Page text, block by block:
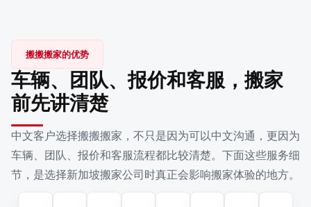
搬搬搬家的优势
车辆、团队、报价和客服，搬家
前先讲清楚
中文客户选择搬搬搬家，不只是因为可以中文沟通，更因为
车辆、团队、报价和客服流程都比较清楚。下面这些服务细
节，是选择新加坡搬家公司时真正会影响搬家体验的地方。